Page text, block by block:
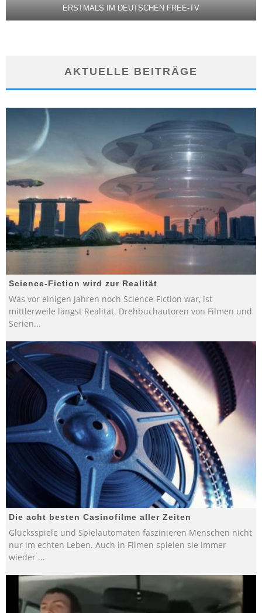
ERSTMALS IM DEUTSCHEN FREE-TV
AKTUELLE BEITRÄGE
Science-Fiction wird zur Realität
Was vor einigen Jahren noch Science-Fiction war, ist
mittlerweile längst Realität. Drehbuchautoren von Filmen und
Serien...
Die acht besten Casinofilme aller Zeiten
Glücksspiele und Spielautomaten faszinieren Menschen nicht
nur im echten Leben. Auch in Filmen spielen sie immer
wieder ...